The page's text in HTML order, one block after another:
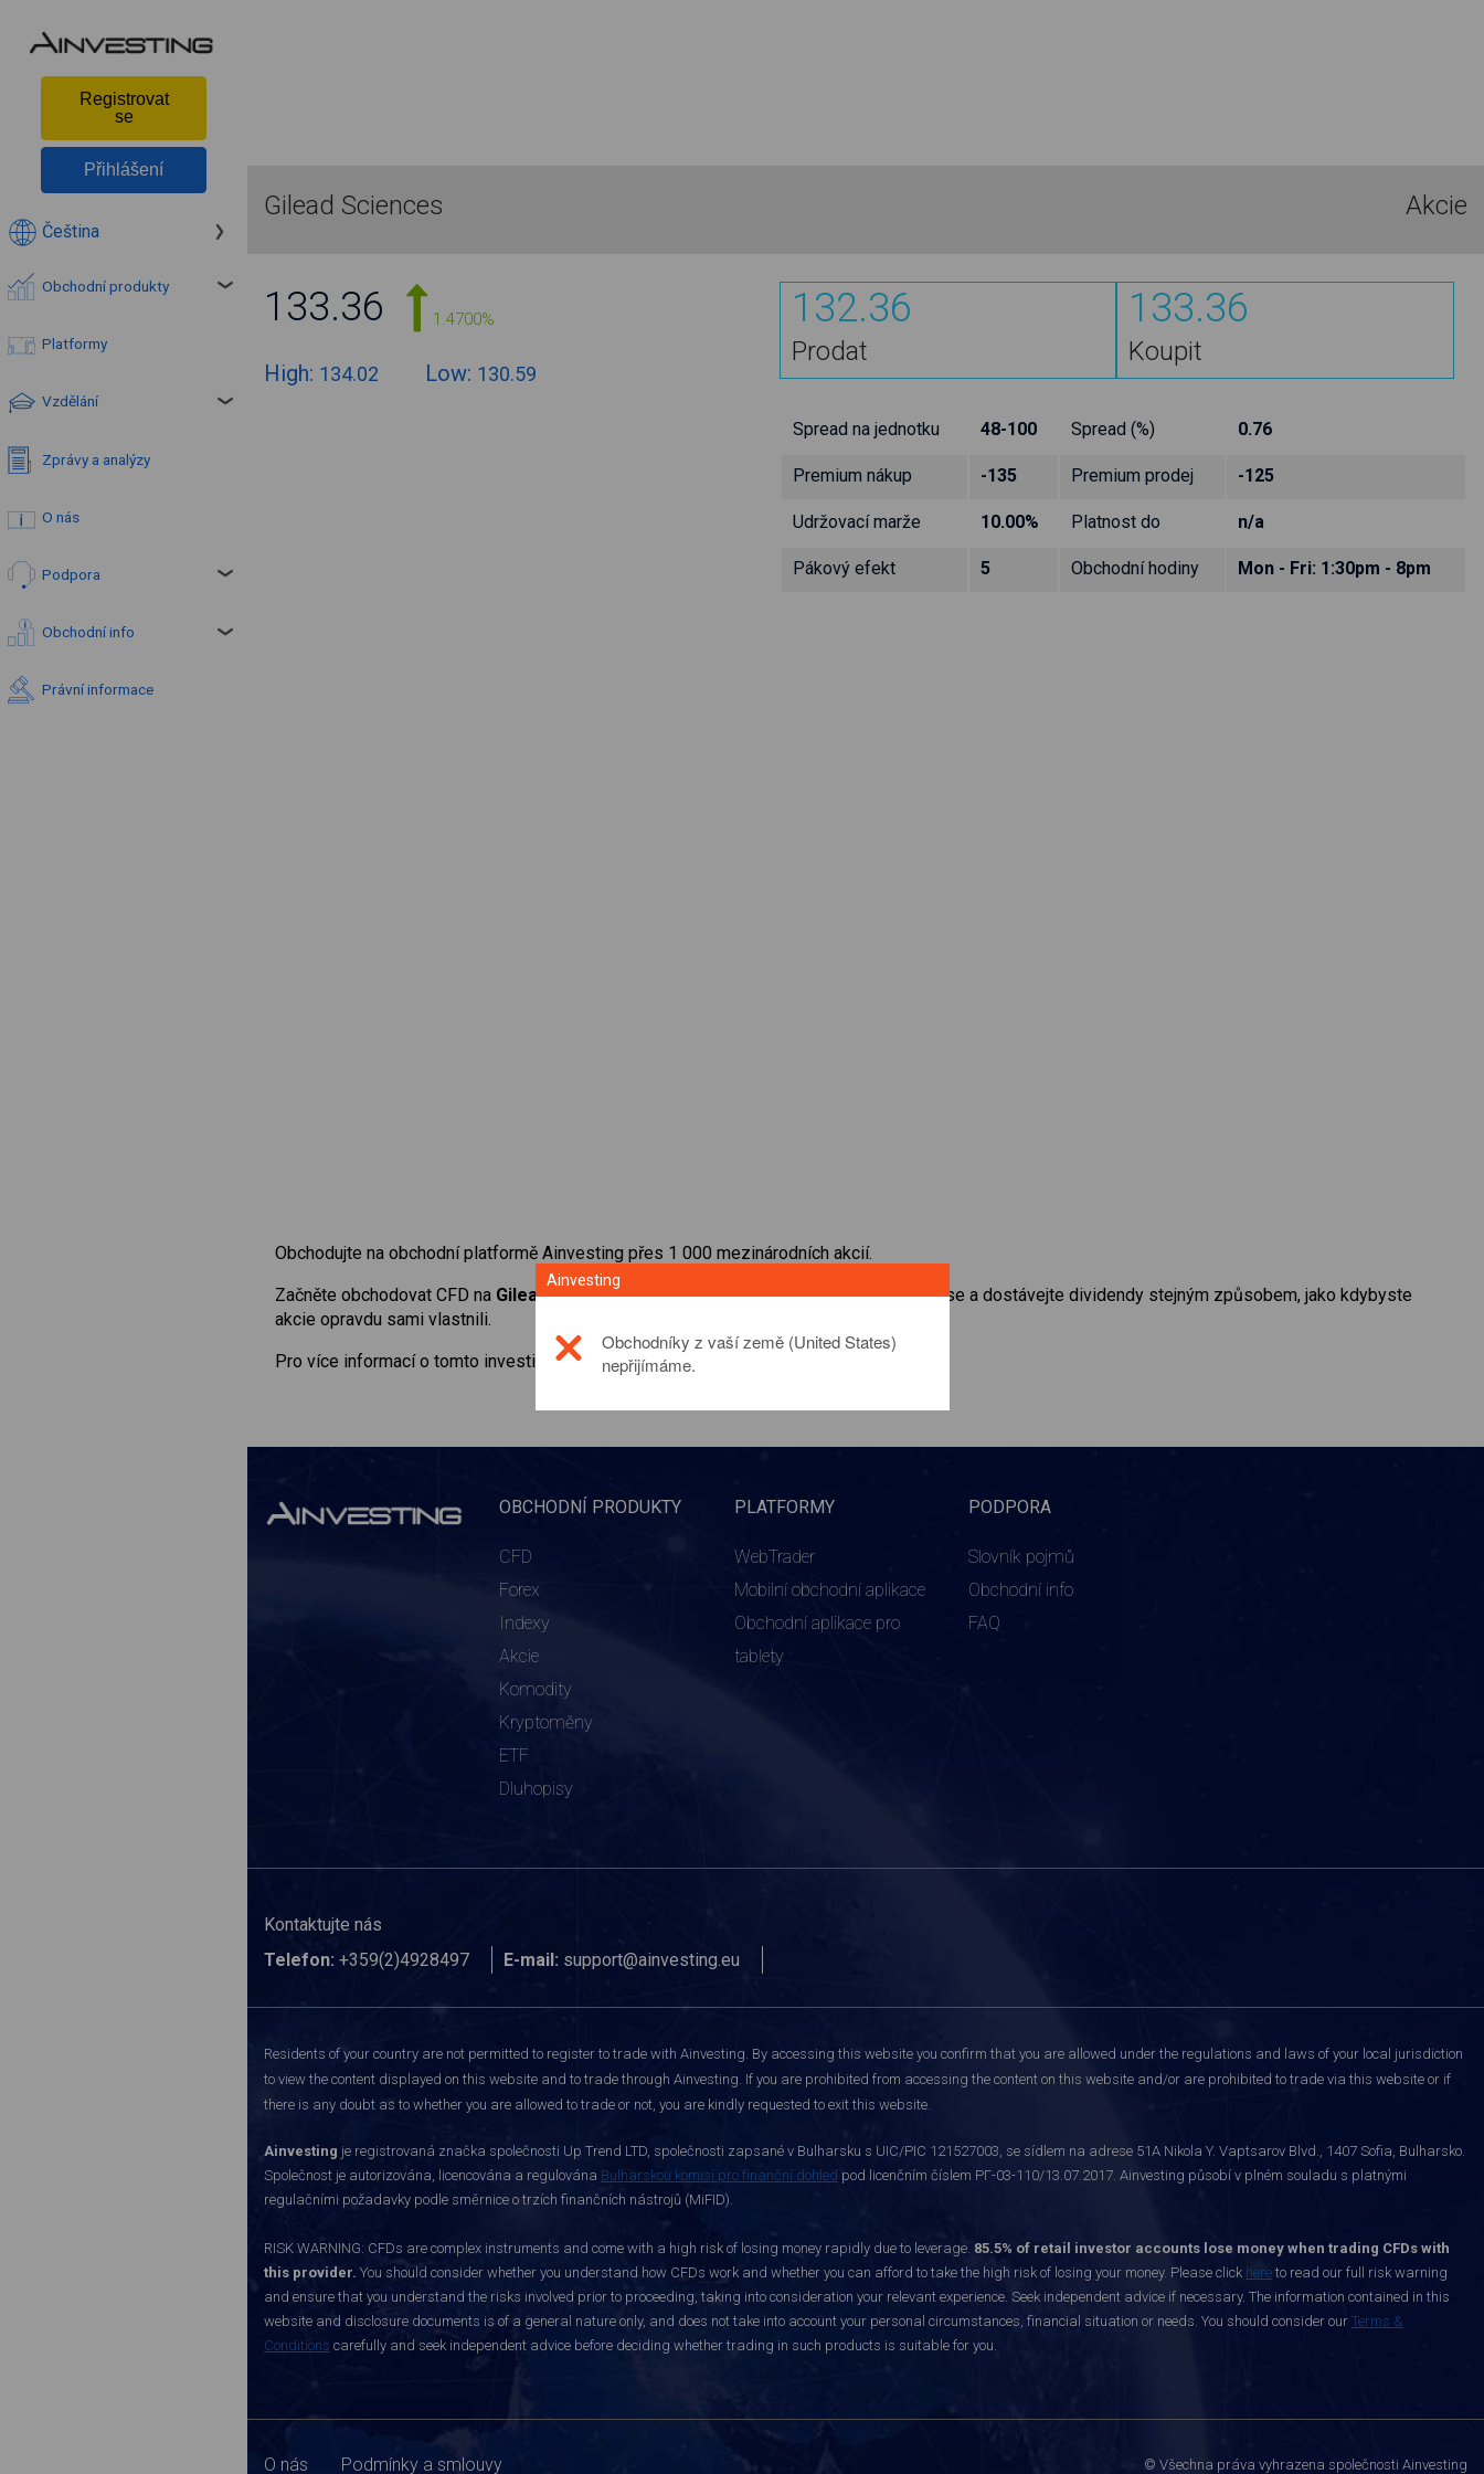
Registrovat
se
Přihlášení
Čeština
Obchodní produkty
Platformy
Vzdělání
Zprávy a analýzy
O nás
Podpora
Obchodní info
Právní informace
Gilead Sciences Akcie
133.36 1.4700%
High: 134.02 Low: 130.59
132.36
Prodat
133.36
Koupit
Spread na jednotku 48-100 Spread (%) 0.76
Premium nákup -135 Premium prodej -125
Udržovací marže 10.00% Platnost do n/a
Pákový efekt 5 Obchodní hodiny Mon - Fri: 1:30pm - 8pm
Obchodujte na obchodní platformě Ainvesting přes 1 000 mezinárodních akcií.
Začněte obchodovat CFD na Gilead Sciences. Získejte přístup ke kurzům v reálném čase a dostávejte dividendy stejným způsobem, jako kdybyste
akcie opravdu sami vlastnili.
Pro více informací o tomto investičním produktu prosím
OBCHODNÍ PRODUKTY
CFD
Forex
Indexy
Akcie
Komodity
Kryptoměny
ETF
Dluhopisy
PLATFORMY
WebTrader
Mobilní obchodní aplikace
Obchodní aplikace pro
tablety
PODPORA
Slovník pojmů
Obchodní info
FAQ
Kontaktujte nás
Telefon: +359(2)4928497 E-mail: support@ainvesting.eu
Residents of your country are not permitted to register to trade with Ainvesting. By accessing this website you confirm that you are allowed under the regulations and laws of your local jurisdiction
to view the content displayed on this website and to trade through Ainvesting. If you are prohibited from accessing the content on this website and/or are prohibited to trade via this website or if
there is any doubt as to whether you are allowed to trade or not, you are kindly requested to exit this website.
Ainvesting je registrovaná značka společnosti Up Trend LTD, společnosti zapsané v Bulharsku s UIC/PIC 121527003, se sídlem na adrese 51A Nikola Y. Vaptsarov Blvd., 1407 Sofia, Bulharsko.
Společnost je autorizována, licencována a regulována Bulharskou komisí pro finanční dohled pod licenčním číslem РГ-03-110/13.07.2017. Ainvesting působí v plném souladu s platnými
regulačními požadavky podle směrnice o trzích finančních nástrojů (MiFID).
RISK WARNING: CFDs are complex instruments and come with a high risk of losing money rapidly due to leverage. 85.5% of retail investor accounts lose money when trading CFDs with
this provider. You should consider whether you understand how CFDs work and whether you can afford to take the high risk of losing your money. Please click here to read our full risk warning
and ensure that you understand the risks involved prior to proceeding, taking into consideration your relevant experience. Seek independent advice if necessary. The information contained in this
website and disclosure documents is of a general nature only, and does not take into account your personal circumstances, financial situation or needs. You should consider our Terms &
Conditions carefully and seek independent advice before deciding whether trading in such products is suitable for you.
O nás Podmínky a smlouvy © Všechna práva vyhrazena společnosti Ainvesting
Ainvesting
Obchodníky z vaší země (United States)
nepřijímáme.